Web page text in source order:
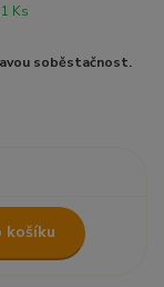
Ks
soběstačnost.
košíku